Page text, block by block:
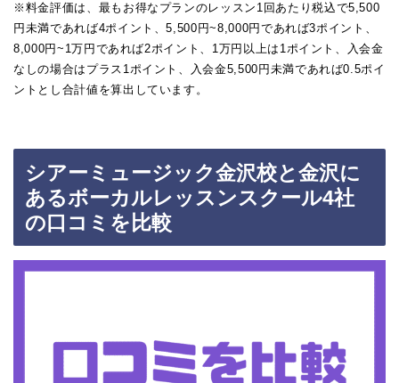
※料金評価は、最もお得なプランのレッスン1回あたり税込で5,500
円未満であれば4ポイント、5,500円~8,000円であれば3ポイント、
8,000円~1万円であれば2ポイント、1万円以上は1ポイント、入会金
なしの場合はプラス1ポイント、入会金5,500円未満であれば0.5ポイ
ントとし合計値を算出しています。
シアーミュージック金沢校と金沢に
あるボーカルレッスンスクール4社
の口コミを比較